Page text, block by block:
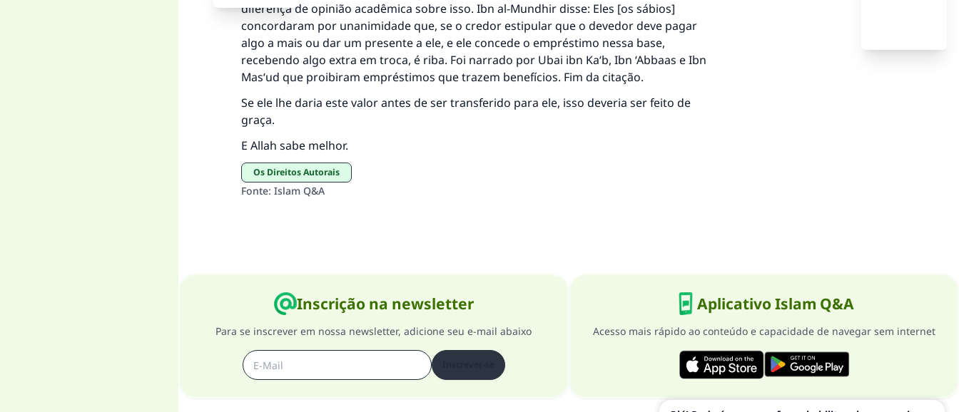
diferença de opinião acadêmica sobre isso. Ibn al-Mundhir disse: Eles [os sábios]
concordaram por unanimidade que, se o credor estipular que o devedor deve pagar
algo a mais ou dar um presente a ele, e ele concede o empréstimo nessa base,
recebendo algo extra em troca, é riba. Foi narrado por Ubai ibn Ka‘b, Ibn ‘Abbaas e Ibn
Mas‘ud que proibiram empréstimos que trazem benefícios. Fim da citação.
Se ele lhe daria este valor antes de ser transferido para ele, isso deveria ser feito de
graça.
E Allah sabe melhor.
Os Direitos Autorais
Fonte: Islam Q&A
Inscrição na newsletter
Para se inscrever em nossa newsletter, adicione seu e-mail abaixo
Aplicativo Islam Q&A
Acesso mais rápido ao conteúdo e capacidade de navegar sem internet
(MUSLIM, 1893)
CONTRIBUIR